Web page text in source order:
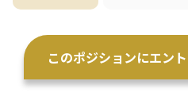
このポジションにエン